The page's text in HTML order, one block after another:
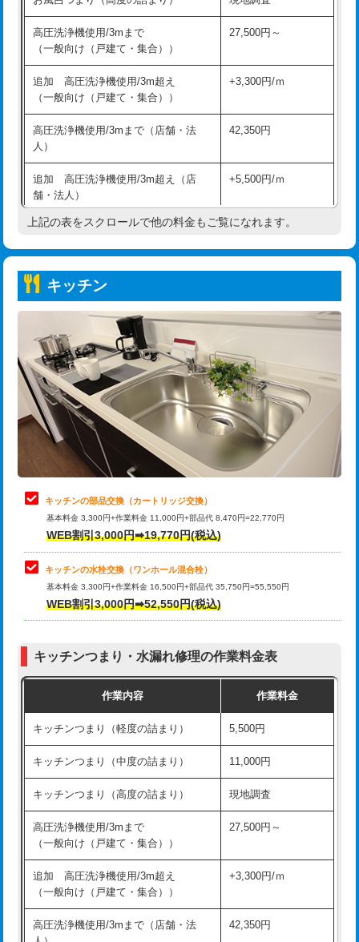
交換・取付(排水栓・排水トラップ
（P/S/ポップアップ））
22,000円+材料費
交換・取付（その他部品） 11,000円+材料費
持込商品取付（単水栓） 13,200円
持込商品取付（混合水栓）
持込商品取付（浄水器・分岐水栓） 16,500円
持込商品取付（温水洗浄便座） 22,000円
持込商品取付（普通便座⇔温水洗浄便
22,000円
給水管工事※（ホール加工)
給水管工事※（バンド止め) 3,300円
給水管工事※（支持金具設置) 5,500円
給水管工事※（保温材使用（バンド止
め込み）)
5,500円
給水管工事※（土の掘削・埋め戻し作
11,000円
給水管工事※（塩ビ管（VP・HI）使
用/3ｍまで)
給水管工事※（塩ビ管（VP・HI）使
用（追加）/3ｍ超え)
給水管工事※（ライニング鋼管・銅
管・ポリ管・HT管使用/3ｍまで)
44,000円
管・ポリ管・HT管使用/3ｍ超え)
排水管工事（土の掘削・埋め戻し作
11,000円~
排水管工事（排水管工事/3ｍまで） 55,000円
排水管工事（追加 排水管工事/3ｍ超
+11,000円
マス交換（深さ50㎝未満）
マス交換（深さ50㎝以上） 66,000円
コンクリート斫り（厚さ10㎝まで）
高圧洗浄機使用/3mまで
（一般向け（戸建て・集合））
27,500円～
追加 高圧洗浄機使用/3m超え
（一般向け（戸建て・集合））
+3,300円/ｍ
高圧洗浄機使用/3mまで（店舗・法
人）
42,350円
追加 高圧洗浄機使用/3m超え（店
舗・法人）
+5,500円/ｍ
高度高圧洗浄換 現地調査
トーラー機使用/3mまで
追加トーラー機使用/3m超え +3,300円
カメラ調査 33,000円
桝清掃 8,800円
止水・漏水調査・防水処理・清掃・修
理・調整・分解・加工など（軽作業）
11,000円
止水・漏水調査・防水処理・清掃・修
理・調整・分解・加工など（中作業）
22,000円
止水・漏水調査・防水処理・清掃・修
理・調整・分解・加工など（重作業）
33,000円
お風呂タンク脱着
その他部品の脱着
式・ワンホール）)
交換・取付(排水栓・排水トラップ
22,000円+材料費
持込商品取付（単水栓）
持込商品取付（混合水栓） 16,500円
上記の表をスクロールで他の料金もご覧になれます。
キッチン
キッチンの部品交換（カートリッジ交換）
基本料金 3,300円+作業料金 11,000円+部品代 8,470円=22,770円
WEB割引3,000円➡19,770円(税込)
キッチンの水栓交換（ワンホール混合栓）
基本料金 3,300円+作業料金 16,500円+部品代 35,750円=55,550円
WEB割引3,000円➡52,550円(税込)
キッチンつまり・水漏れ修理の作業料金表
作業内容 作業料金
キッチンつまり（軽度の詰まり） 5,500円
キッチンつまり（中度の詰まり） 11,000円
キッチンつまり（高度の詰まり） 現地調査
高圧洗浄機使用/3mまで
（一般向け（戸建て・集合））
27,500円～
追加 高圧洗浄機使用/3m超え
（一般向け（戸建て・集合））
+3,300円/ｍ
高圧洗浄機使用/3mまで（店舗・法
42,350円